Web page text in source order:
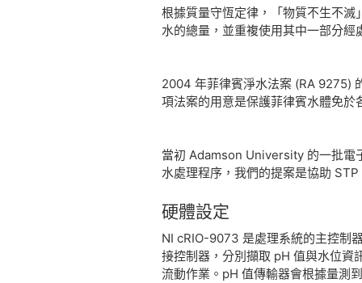
根據質量守恆定律，「物質不生不
水的總量，並重複使用其中一部分經
2004 年菲律賓淨水法案 (RA 9275)
項法案的用意是保護菲律賓水體免
當初 Adamson University 的一批電
水處理程序，我們的提案是協助
硬體設定
NI cRIO-9073 是處理系統的主控制
接控制器，分別擷取 pH 值與水位資
流動作業。pH 值傳輸器會根據量測